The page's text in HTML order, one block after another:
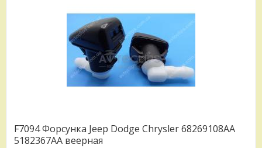
F7094 Форсунка Jeep Dodge Chrysler 68269108AA
5182367AA веерная